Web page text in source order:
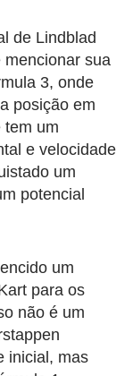
de Lindblad
mencionar sua
3, onde
posição em
tem um
e velocidade
um
potencial
um
para os
não é um
inicial, mas